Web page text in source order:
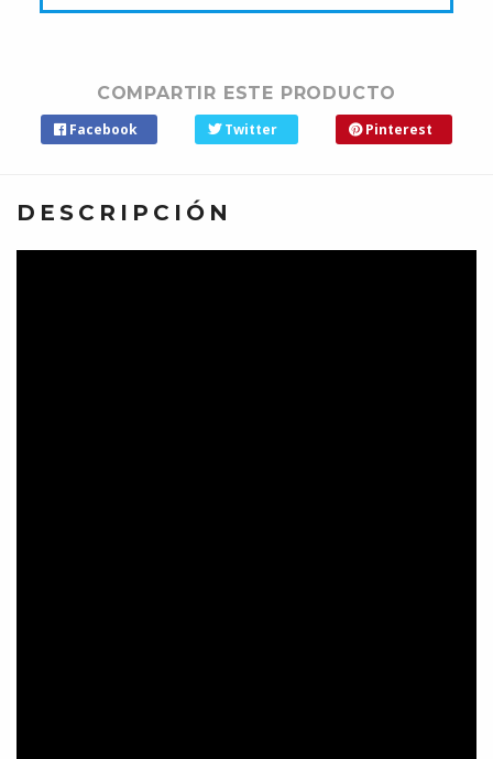
COMPARTIR ESTE PRODUCTO
Facebook Twitter Pinterest
DESCRIPCIÓN